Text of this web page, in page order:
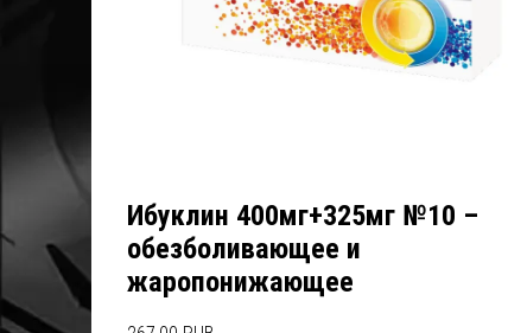
Ибуклин 400мг+325мг №10 –
обезболивающее и
жаропонижающее